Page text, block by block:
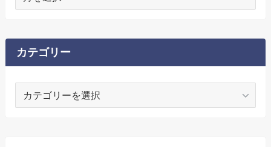
イ
ブ
カテゴリー